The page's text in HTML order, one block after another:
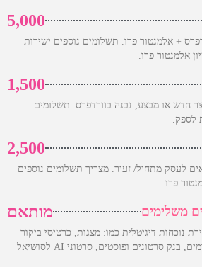
5,000
5 דפים בוורדפרס + אלמנטור פרו. תשלומים נוספים ישירות
אלמנטור פרו.
1,500
חדש או מבצע, נבנה בוורדפרס. תשלומים
לספק.
2,500
לעסק מתחיל/ זעיר. מצריך תשלומים נוספים
פרו
משלימים מותאם
נוכחות דיגיטלית כמו: מצגות, כרטיסי ביקור
דיגיטליים או מודפסים, פרסומים, בנק סרטונים ופוסטים, סרטוני AI לסושיאל